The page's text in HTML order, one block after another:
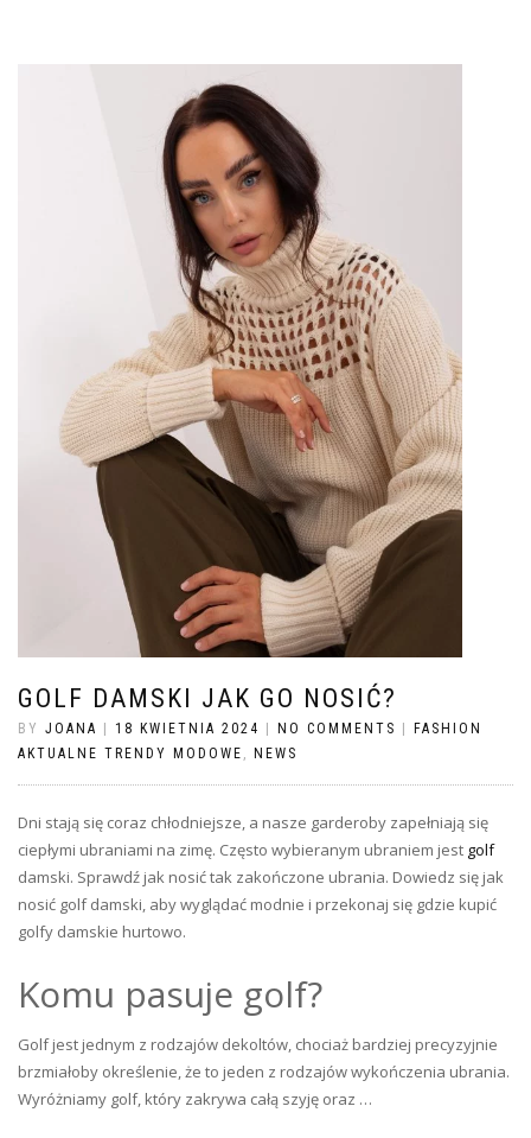
GOLF DAMSKI JAK GO NOSIĆ?
BY JOANA 18 KWIETNIA 2024 NO COMMENTS
FASHION
AKTUALNE TRENDY MODOWE , NEWS
Dni stają się coraz chłodniejsze, a nasze garderoby zapełniają się
ciepłymi ubraniami na zimę. Często wybieranym ubraniem jest golf
damski. Sprawdź jak nosić tak zakończone ubrania. Dowiedz się jak
nosić golf damski, aby wyglądać modnie i przekonaj się gdzie kupić
golfy damskie hurtowo.
Komu pasuje golf?
Golf jest jednym z rodzajów dekoltów, chociaż bardziej precyzyjnie
brzmiałoby określenie, że to jeden z rodzajów wykończenia ubrania.
Wyróżniamy golf, który zakrywa całą szyję oraz …